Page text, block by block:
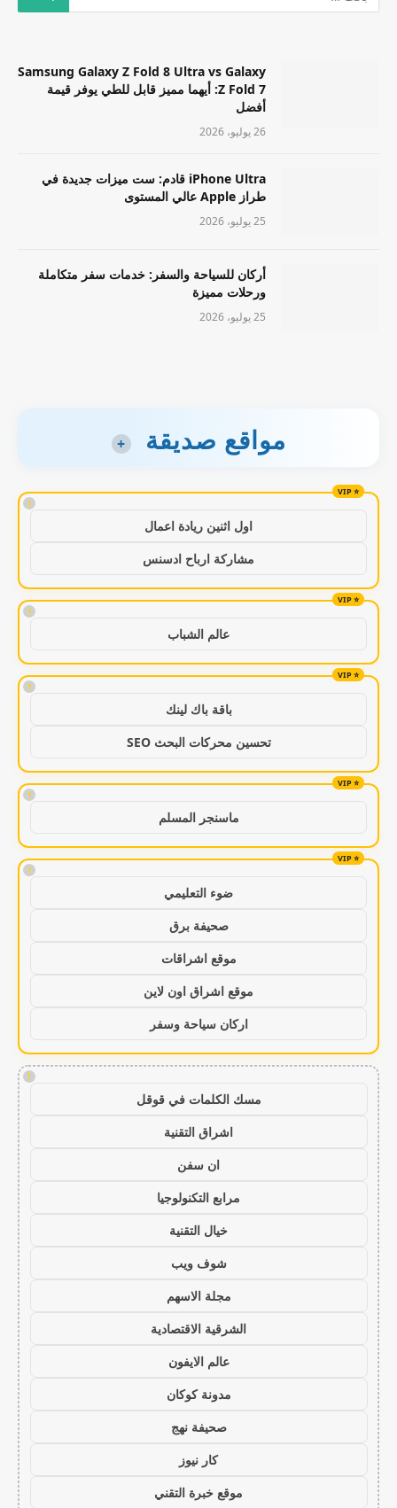
Samsung Galaxy Z Fold 8 Ultra vs Galaxy
Z Fold 7: أيهما مميز قابل للطي يوفر قيمة
أفضل
26 يوليو، 2026
iPhone Ultra قادم: ست ميزات جديدة في
طراز Apple عالي المستوى
25 يوليو، 2026
أركان للسياحة والسفر: خدمات سفر متكاملة
ورحلات مميزة
25 يوليو، 2026
مواقع صديقة +
!
اول اثنين ريادة اعمال
مشاركة ارباح ادسنس
!
عالم الشباب
!
باقة باك لينك
تحسين محركات البحث SEO
!
ماسنجر المسلم
!
ضوء التعليمي
صحيفة برق
موقع اشراقات
موقع اشراق اون لاين
اركان سياحة وسفر
!
مسك الكلمات في قوقل
اشراق التقنية
ان سفن
مرابع التكنولوجيا
خيال التقنية
شوف ويب
مجلة الاسهم
الشرقية الاقتصادية
عالم الايفون
مدونة كوكان
صحيفة نهج
كار نيوز
موقع خبرة التقني